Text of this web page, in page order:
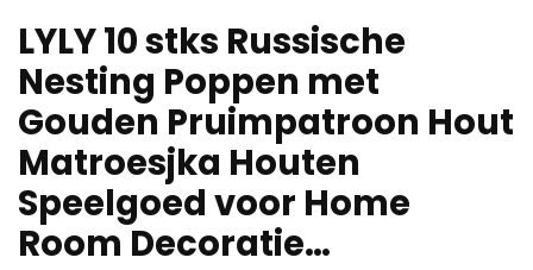
LYLY 10 stks Russische
Nesting Poppen met
Gouden Pruimpatroon Hout
Matroesjka Houten
Speelgoed voor Home
Room Decoratie…